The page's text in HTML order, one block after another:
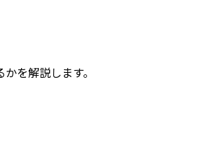
を解説します。